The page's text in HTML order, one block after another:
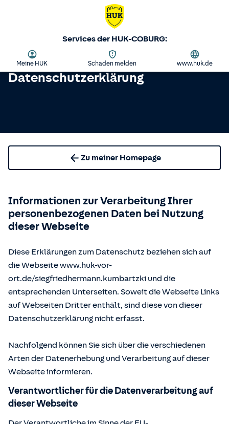
Services der HUK-COBURG:
Meine HUK Schaden melden www.huk.de
Datenschutzerklärung
Zu meiner Homepage
Informationen zur Verarbeitung Ihrer
personenbezogenen Daten bei Nutzung
dieser Webseite
Diese Erklärungen zum Datenschutz beziehen sich auf
die Webseite www.huk-vor-
ort.de/siegfriedhermann.kumbartzki und die
entsprechenden Unterseiten. Soweit die Webseite Links
auf Webseiten Dritter enthält, sind diese von dieser
Datenschutzerklärung nicht erfasst.
Nachfolgend können Sie sich über die verschiedenen
Arten der Datenerhebung und Verarbeitung auf dieser
Webseite informieren.
Verantwortlicher für die Datenverarbeitung auf
dieser Webseite